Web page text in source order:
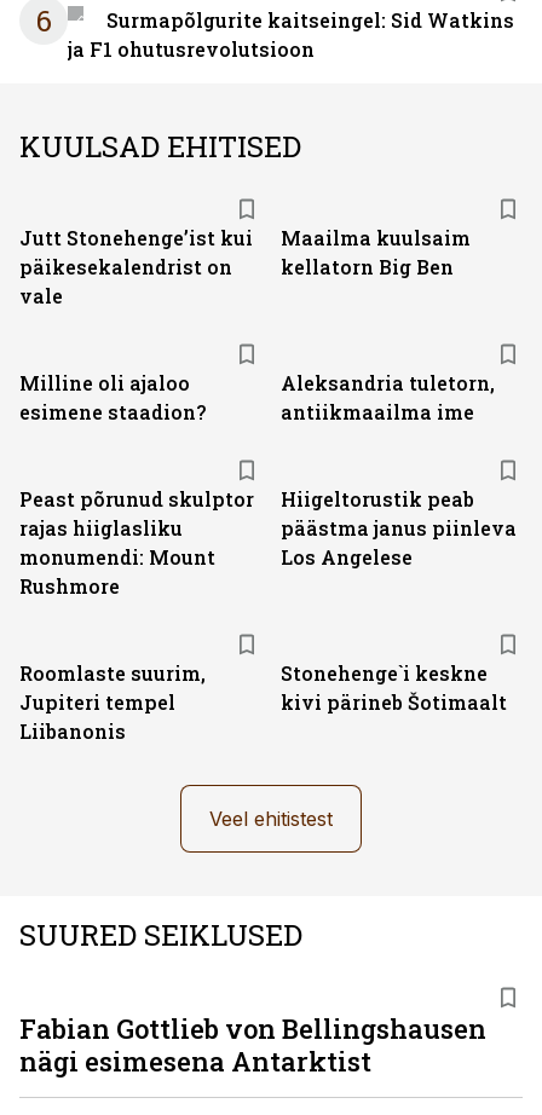
6
Surmapõlgurite kaitseingel: Sid Watkins
ja F1 ohutusrevolutsioon
KUULSAD EHITISED
Jutt Stonehenge’ist kui
päikesekalendrist on
vale
Maailma kuulsaim
kellatorn Big Ben
Milline oli ajaloo
esimene staadion?
Aleksandria tuletorn,
antiikmaailma ime
Peast põrunud skulptor
rajas hiiglasliku
monumendi: Mount
Rushmore
Hiigeltorustik peab
päästma janus piinleva
Los Angelese
Roomlaste suurim,
Jupiteri tempel
Liibanonis
Stonehenge`i keskne
kivi pärineb Šotimaalt
Veel ehitistest
SUURED SEIKLUSED
Fabian Gottlieb von Bellingshausen
nägi esimesena Antarktist